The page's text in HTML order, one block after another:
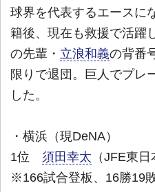
球界を代表するエースに
籍後、現在も救援で活躍
の先輩・ 立浪和義の背番
限りで退団。巨人でプレ
した。
・横浜（現DeNA）
1位 須田幸太 （JFE東日
※166試合登板、16勝19